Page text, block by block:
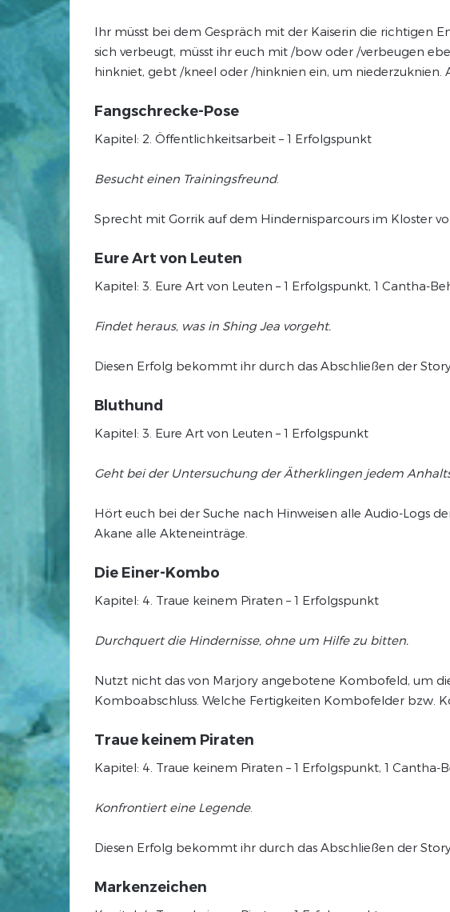
Ihr müsst bei dem Gespräch mit der Kaiserin die richtigen
sich verbeugt, müsst ihr euch mit /bow oder /verbeugen
hinkniet, gebt /kneel oder /hinknien ein, um
Fangschrecke-Pose
Kapitel: 2. Öffentlichkeitsarbeit – 1 Erfolgspunkt
Besucht einen Trainingsfreund.
Sprecht mit Gorrik auf dem Hindernisparcours im Kloster
Eure Art von Leuten
Kapitel: 3. Eure Art von Leuten – 1 Erfolgspunkt, 1 Cantha-
Findet heraus, was in Shing Jea vorgeht.
Diesen Erfolg bekommt ihr durch das Abschließen der
Bluthund
Kapitel: 3. Eure Art von Leuten – 1 Erfolgspunkt
Geht bei der Untersuchung der Ätherklingen jedem
Hört euch bei der Suche nach Hinweisen alle Audio-Logs
Akane alle Akteneinträge.
Die Einer-Kombo
Kapitel: 4. Traue keinem Piraten – 1 Erfolgspunkt
Durchquert die Hindernisse, ohne um Hilfe zu bitten.
Nutzt nicht das von Marjory angebotene Kombofeld, um
Komboabschluss. Welche Fertigkeiten Kombofelder bzw.
Traue keinem Piraten
Kapitel: 4. Traue keinem Piraten – 1 Erfolgspunkt, 1 Cantha-
Konfrontiert eine Legende.
Diesen Erfolg bekommt ihr durch das Abschließen der
Markenzeichen